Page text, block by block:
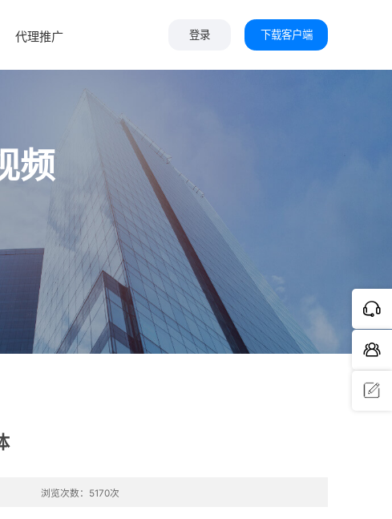
代理推广 登录 下载客户端
频
浏览次数：5170次